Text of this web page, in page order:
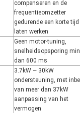
compenseren en de
frequentieomzetter
gedurende een korte tijd
laten werken
Geen motor-tuning,
snelheidsopsporing
dan 600 ms
3.7kW ~ 30kW
ondersteuning, met
van meer dan 37kW
aanpassing van het
vermogen